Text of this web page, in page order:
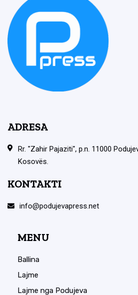
ADRESA
Rr. "Zahir Pajaziti", p.n. 11000
Kosovës.
KONTAKTI
info@podujevapress.net
MENU
Ballina
Lajme
Lajme nga Podujeva